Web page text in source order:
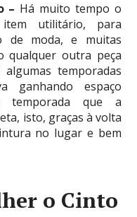
– Há muito tempo o
utilitário, para
de moda, e muitas
qualquer outra peça
temporadas
ganhando espaço
temporada que a
isto, graças à volta
no lugar e bem
o Cinto